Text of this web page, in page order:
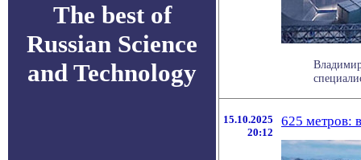
The best of
Russian Science
and Technology
15.10.2025
20:12
625 метров: